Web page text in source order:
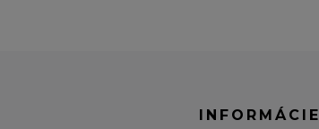
INFORMÁCIE